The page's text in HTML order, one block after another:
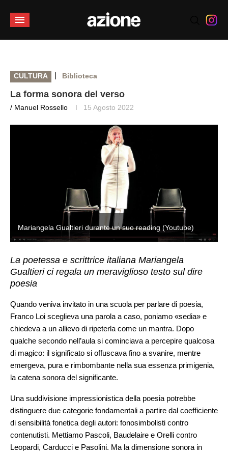
CULTURA | Biblioteca
La forma sonora del verso
/ Manuel Rossello 15 Agosto 2022
Mariangela Gualtieri durante un suo reading (Youtube)
La poetessa e scrittrice italiana Mariangela
Gualtieri ci regala un meraviglioso testo sul dire
poesia
Quando veniva invitato in una scuola per parlare di poesia,
Franco Loi sceglieva una parola a caso, poniamo «sedia» e
chiedeva a un allievo di ripeterla come un mantra. Dopo
qualche secondo nell’aula si cominciava a percepire qualcosa
di magico: il significato si offuscava fino a svanire, mentre
emergeva, pura e rimbombante nella sua essenza primigenia,
la catena sonora del significante.
Una suddivisione impressionistica della poesia potrebbe
distinguere due categorie fondamentali a partire dal coefficiente
di sensibilità fonetica degli autori: fonosimbolisti contro
contenutisti. Mettiamo Pascoli, Baudelaire e Orelli contro
Leopardi, Carducci e Pasolini. Ma la dimensione sonora in